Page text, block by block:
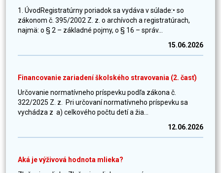
1. ÚvodRegistratúrny poriadok sa vydáva v súlade:• so
zákonom č. 395/2002 Z. z. o archívoch a registratúrach,
najmä: o § 2 – základné pojmy, o § 16 – správ...
15.06.2026
Financovanie zariadení školského stravovania (2. časť)
Určovanie normatívneho príspevku podľa zákona č.
322/2025 Z. z. Pri určovaní normatívneho príspevku sa
vychádza z a) celkového počtu detí a žia...
12.06.2026
Aká je výživová hodnota mlieka?